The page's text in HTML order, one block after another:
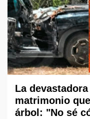
La
matrimonio
árbol: "No sé